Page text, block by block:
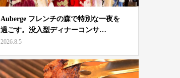
Auberge フレンチの森で特別な一夜を
過ごす。没入型ディナーコンサ…
2026.8.5